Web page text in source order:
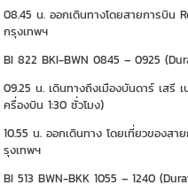
08.45 น. ออกเดินทางโดยสายการบิน
กรุงเทพฯ
BI 822 BKI-BWN 0845 – 0925
09.25 น. เดินทางถึงเมืองบันดาร์ เสรี
ครื่องบิน 1:30 ชั่วโมง)
10.55 น. ออกเดินทาง โดยเที่ยวของส
รุงเทพฯ
BI 513 BWN-BKK 1055 – 1240